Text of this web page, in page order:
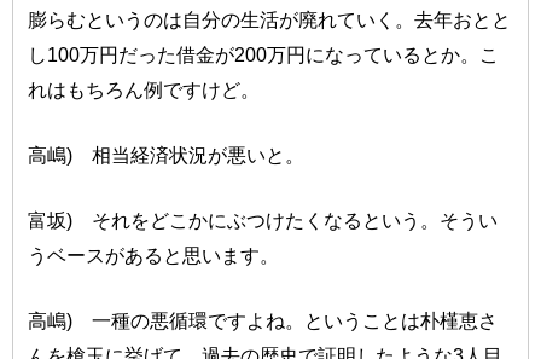
膨らむというのは自分の生活が廃れていく。去年おとと
し100万円だった借金が200万円になっているとか。こ
れはもちろん例ですけど。
高嶋) 相当経済状況が悪いと。
富坂) それをどこかにぶつけたくなるという。そうい
うベースがあると思います。
高嶋) 一種の悪循環ですよね。ということは朴槿恵さ